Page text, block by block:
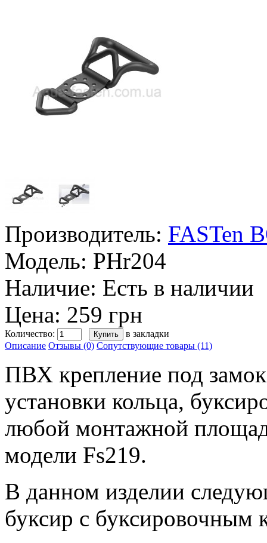
Производитель: FASTen
Модель: PHr204
Наличие: Есть в наличии
Цена: 259 грн
Количество:
в закладки
Описание Отзывы (0) Сопутствующие товары (11)
ПВХ крепление под
установки кольца,
любой монтажной
модели Fs219.
В данном изделии
буксир с